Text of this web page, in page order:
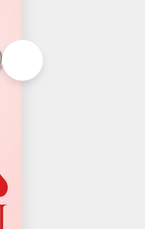
Aller à la page suivante